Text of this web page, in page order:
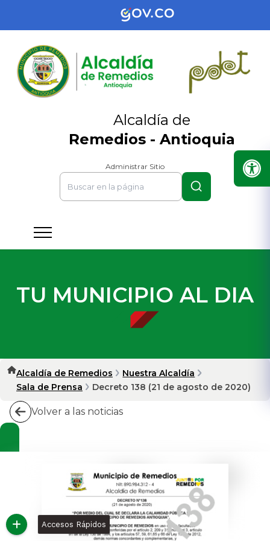
Alcaldía de
Remedios - Antioquia
Administrar Sitio
TU MUNICIPIO AL DIA
Alcaldía de Remedios
Nuestra Alcaldía
Sala de Prensa
Decreto 138 (21 de agosto de 2020)
Volver a las noticias
Accesos Rápidos